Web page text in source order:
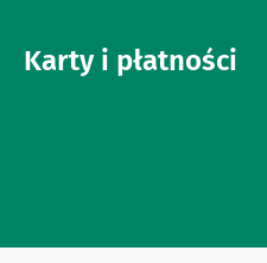
Karty i płatności